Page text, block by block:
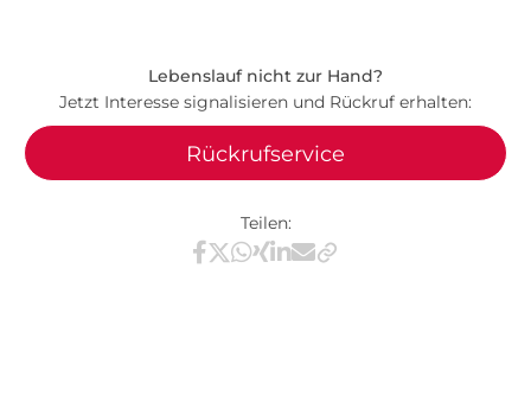
Lebenslauf nicht zur Hand?
Jetzt Interesse signalisieren und Rückruf erhalten:
Rückrufservice
Teilen:
Teilen via Facebook
Teilen via X / Twitter
Teilen via WhatsApp
Teilen via Xing
Teilen via LinkedIn
Teilen via E-Mail